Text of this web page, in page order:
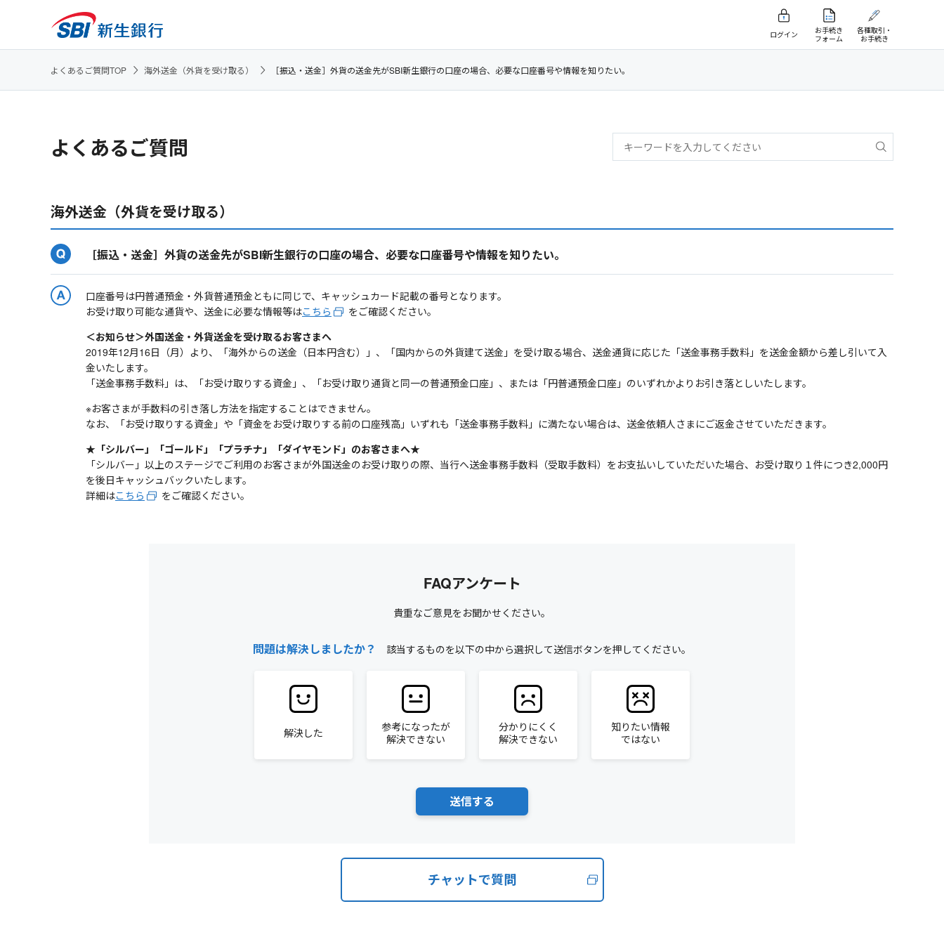
ログイン
お手続き
フォーム
各種取引・
お手続き
よくあるご質問TOP 海外送金（外貨を受け取る） ［振込・送金］外貨の送金先がSBI新生銀行の口座の場合、必要な口座番号や情報を知りたい。
よくあるご質問
海外送金（外貨を受け取る）
［振込・送金］外貨の送金先がSBI新生銀行の口座の場合、必要な口座番号や情報を知りたい。
口座番号は円普通預金・外貨普通預金ともに同じで、キャッシュカード記載の番号となります。
お受け取り可能な通貨や、送金に必要な情報等はこちら
をご確認ください。
＜お知らせ＞外国送金・外貨送金を受け取るお客さまへ
2019年12月16日（月）より、「海外からの送金（日本円含む）」、「国内からの外貨建て送金」を受け取る場合、送金通貨に応じた「送金事務手数料」を送金金額から差し引いて入
金いたします。
「送金事務手数料」は、「お受け取りする資金」、「お受け取り通貨と同一の普通預金口座」、または「円普通預金口座」のいずれかよりお引き落としいたします。
※お客さまが手数料の引き落し方法を指定することはできません。
なお、「お受け取りする資金」や「資金をお受け取りする前の口座残高」いずれも「送金事務手数料」に満たない場合は、送金依頼人さまにご返金させていただきます。
★「シルバー」「ゴールド」「プラチナ」「ダイヤモンド」のお客さまへ★
「シルバー」以上のステージでご利用のお客さまが外国送金のお受け取りの際、当行へ送金事務手数料（受取手数料）をお支払いしていただいた場合、お受け取り１件につき2,000円
を後日キャッシュバックいたします。
詳細はこちら をご確認ください。
FAQアンケート
貴重なご意見をお聞かせください。
問題は解決しましたか？ 該当するものを以下の中から選択して送信ボタンを押してください。
解決した
参考になったが
解決できない
分かりにくく
解決できない
知りたい情報
ではない
チャットで質問